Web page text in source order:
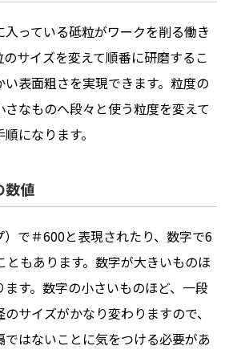
っている砥粒がワークを削る働き
サイズを変えて順番に研磨するこ
い表面粗さを実現できます。粒度の
なものへ段々と使う粒度を変えて
になります。
数値
で＃600と表現されたり、数字で6
ともあります。数字が大きいものほ
ます。数字の小さいものほど、一段
サイズがかなり変わりますので、
はないことに気をつける必要があ